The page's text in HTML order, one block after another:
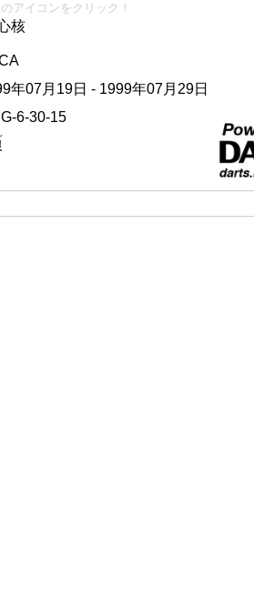
アイコンをクリック！
核
年07月19日 - 1999年07月29日
6-30-15